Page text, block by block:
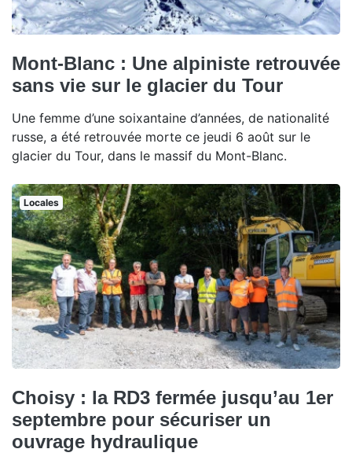
Mont-Blanc : Une alpiniste retrouvée
sans vie sur le glacier du Tour
Une femme d’une soixantaine d’années, de nationalité
russe, a été retrouvée morte ce jeudi 6 août sur le
glacier du Tour, dans le massif du Mont-Blanc.
Locales
Choisy : la RD3 fermée jusqu’au 1er
septembre pour sécuriser un
ouvrage hydraulique